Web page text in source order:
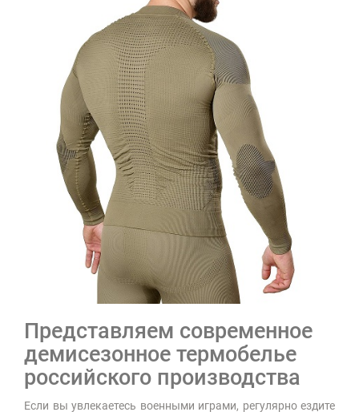
Представляем современное
демисезонное термобелье
российского производства
Если вы увлекаетесь военными играми, регулярно ездите